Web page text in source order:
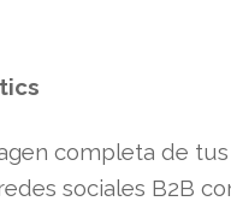
completa de tus
sociales B2B